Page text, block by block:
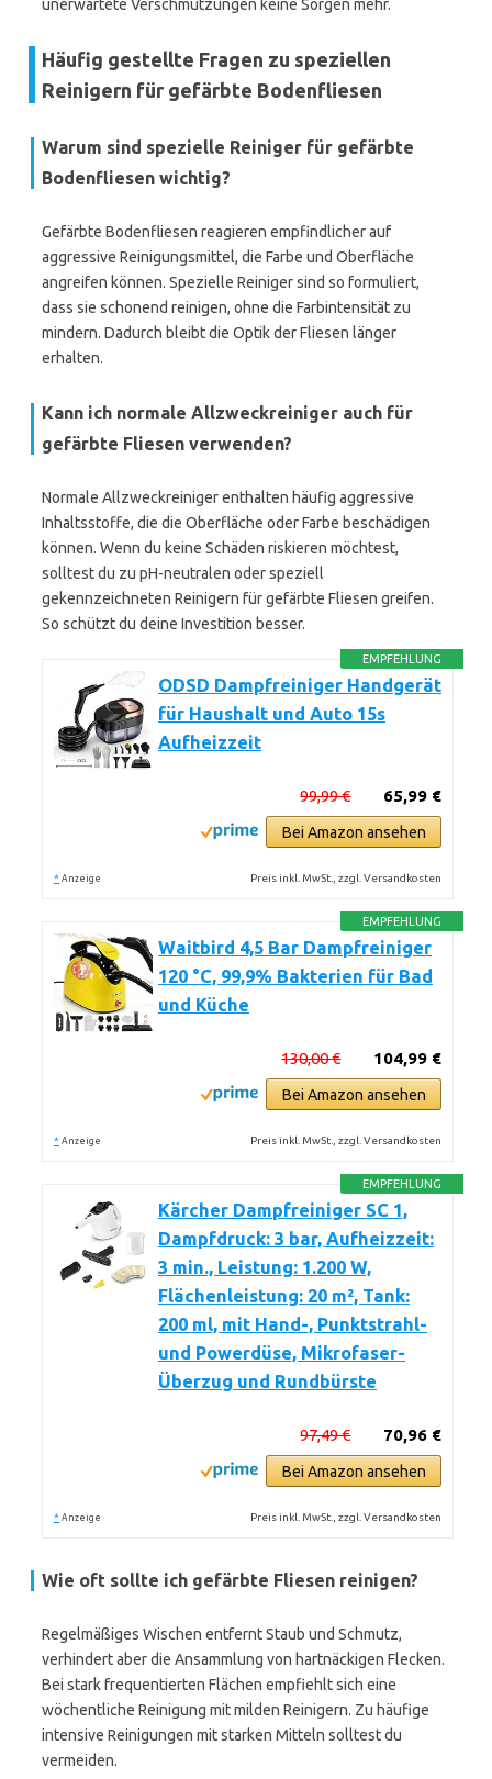
unerwartete Verschmutzungen keine Sorgen mehr.
Häufig gestellte Fragen zu speziellen
Reinigern für gefärbte Bodenfliesen
Warum sind spezielle Reiniger für gefärbte
Bodenfliesen wichtig?
Gefärbte Bodenfliesen reagieren empfindlicher auf
aggressive Reinigungsmittel, die Farbe und Oberfläche
angreifen können. Spezielle Reiniger sind so formuliert,
dass sie schonend reinigen, ohne die Farbintensität zu
mindern. Dadurch bleibt die Optik der Fliesen länger
erhalten.
Kann ich normale Allzweckreiniger auch für
gefärbte Fliesen verwenden?
Normale Allzweckreiniger enthalten häufig aggressive
Inhaltsstoffe, die die Oberfläche oder Farbe beschädigen
können. Wenn du keine Schäden riskieren möchtest,
solltest du zu pH-neutralen oder speziell
gekennzeichneten Reinigern für gefärbte Fliesen greifen.
So schützt du deine Investition besser.
EMPFEHLUNG
ODSD Dampfreiniger Handgerät
für Haushalt und Auto 15s
Aufheizzeit
65,99 €
99,99 €
Bei Amazon ansehen
* Anzeige Preis inkl. MwSt., zzgl. Versandkosten
EMPFEHLUNG
Waitbird 4,5 Bar Dampfreiniger
120 °C, 99,9% Bakterien für Bad
und Küche
104,99 €
130,00 €
Bei Amazon ansehen
* Anzeige Preis inkl. MwSt., zzgl. Versandkosten
EMPFEHLUNG
Kärcher Dampfreiniger SC 1,
Dampfdruck: 3 bar, Aufheizzeit:
3 min., Leistung: 1.200 W,
Flächenleistung: 20 m², Tank:
200 ml, mit Hand-, Punktstrahl-
und Powerdüse, Mikrofaser-
Überzug und Rundbürste
70,96 €
97,49 €
Bei Amazon ansehen
* Anzeige Preis inkl. MwSt., zzgl. Versandkosten
Wie oft sollte ich gefärbte Fliesen reinigen?
Regelmäßiges Wischen entfernt Staub und Schmutz,
verhindert aber die Ansammlung von hartnäckigen Flecken.
Bei stark frequentierten Flächen empfiehlt sich eine
wöchentliche Reinigung mit milden Reinigern. Zu häufige
intensive Reinigungen mit starken Mitteln solltest du
vermeiden.